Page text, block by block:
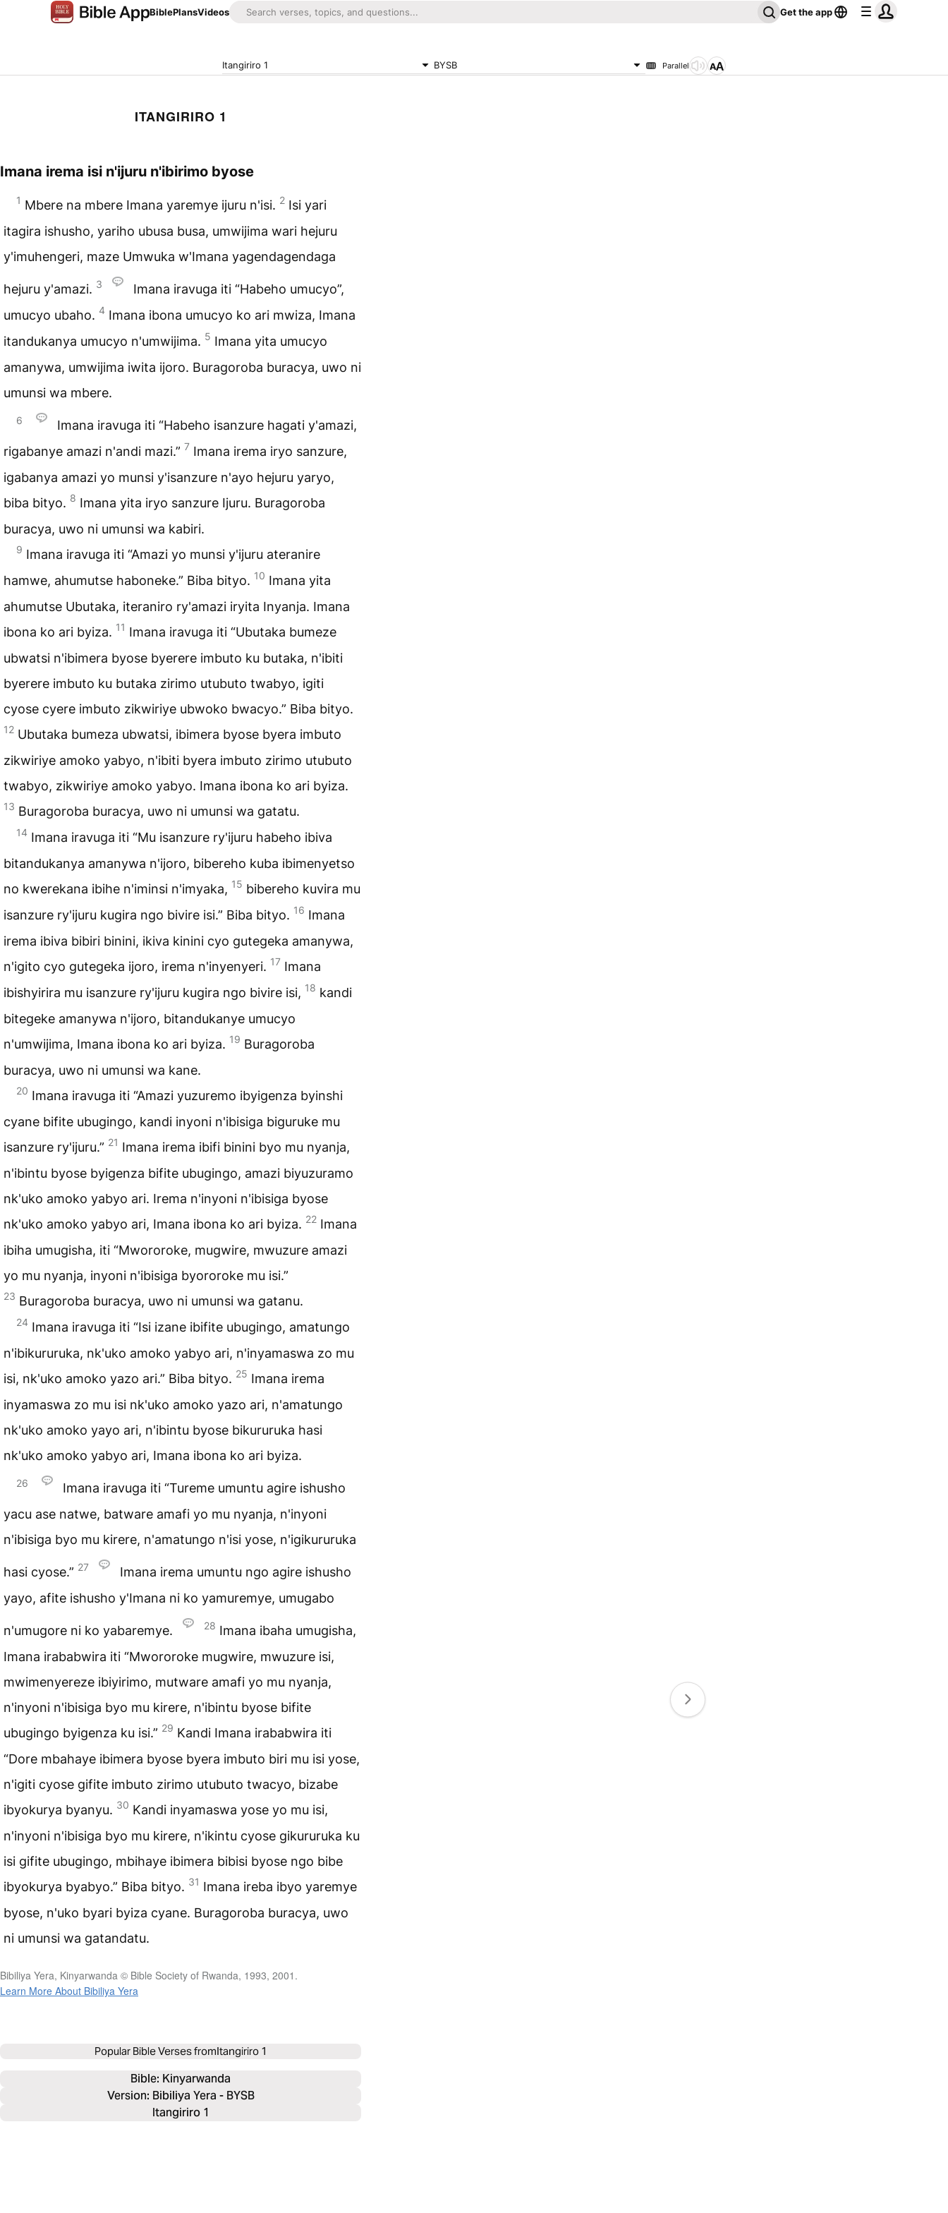
BiblePlansVideos Get the app
Itangiriro 1 BYSB Parallel
ITANGIRIRO 1
Imana irema isi n'ijuru n'ibirimo byose
1 Mbere na mbere Imana yaremye ijuru n'isi. 2 Isi yari
itagira ishusho, yariho ubusa busa, umwijima wari hejuru
y'imuhengeri, maze Umwuka w'Imana yagendagendaga
hejuru y'amazi. 3
Imana iravuga iti “Habeho umucyo”,
umucyo ubaho. 4 Imana ibona umucyo ko ari mwiza, Imana
itandukanya umucyo n'umwijima. 5 Imana yita umucyo
amanywa, umwijima iwita ijoro. Buragoroba buracya, uwo ni
umunsi wa mbere.
6
Imana iravuga iti “Habeho isanzure hagati y'amazi,
rigabanye amazi n'andi mazi.” 7 Imana irema iryo sanzure,
igabanya amazi yo munsi y'isanzure n'ayo hejuru yaryo,
biba bityo. 8 Imana yita iryo sanzure Ijuru. Buragoroba
buracya, uwo ni umunsi wa kabiri.
9 Imana iravuga iti “Amazi yo munsi y'ijuru ateranire
hamwe, ahumutse haboneke.” Biba bityo. 10 Imana yita
ahumutse Ubutaka, iteraniro ry'amazi iryita Inyanja. Imana
ibona ko ari byiza. 11 Imana iravuga iti “Ubutaka bumeze
ubwatsi n'ibimera byose byerere imbuto ku butaka, n'ibiti
byerere imbuto ku butaka zirimo utubuto twabyo, igiti
cyose cyere imbuto zikwiriye ubwoko bwacyo.” Biba bityo.
12 Ubutaka bumeza ubwatsi, ibimera byose byera imbuto
zikwiriye amoko yabyo, n'ibiti byera imbuto zirimo utubuto
twabyo, zikwiriye amoko yabyo. Imana ibona ko ari byiza.
13 Buragoroba buracya, uwo ni umunsi wa gatatu.
14 Imana iravuga iti “Mu isanzure ry'ijuru habeho ibiva
bitandukanya amanywa n'ijoro, bibereho kuba ibimenyetso
no kwerekana ibihe n'iminsi n'imyaka, 15 bibereho kuvira mu
isanzure ry'ijuru kugira ngo bivire isi.” Biba bityo. 16 Imana
irema ibiva bibiri binini, ikiva kinini cyo gutegeka amanywa,
n'igito cyo gutegeka ijoro, irema n'inyenyeri. 17 Imana
ibishyirira mu isanzure ry'ijuru kugira ngo bivire isi, 18 kandi
bitegeke amanywa n'ijoro, bitandukanye umucyo
n'umwijima, Imana ibona ko ari byiza. 19 Buragoroba
buracya, uwo ni umunsi wa kane.
20 Imana iravuga iti “Amazi yuzuremo ibyigenza byinshi
cyane bifite ubugingo, kandi inyoni n'ibisiga biguruke mu
isanzure ry'ijuru.” 21 Imana irema ibifi binini byo mu nyanja,
n'ibintu byose byigenza bifite ubugingo, amazi biyuzuramo
nk'uko amoko yabyo ari. Irema n'inyoni n'ibisiga byose
nk'uko amoko yabyo ari, Imana ibona ko ari byiza. 22 Imana
ibiha umugisha, iti “Mwororoke, mugwire, mwuzure amazi
yo mu nyanja, inyoni n'ibisiga byororoke mu isi.”
23 Buragoroba buracya, uwo ni umunsi wa gatanu.
24 Imana iravuga iti “Isi izane ibifite ubugingo, amatungo
n'ibikururuka, nk'uko amoko yabyo ari, n'inyamaswa zo mu
isi, nk'uko amoko yazo ari.” Biba bityo. 25 Imana irema
inyamaswa zo mu isi nk'uko amoko yazo ari, n'amatungo
nk'uko amoko yayo ari, n'ibintu byose bikururuka hasi
nk'uko amoko yabyo ari, Imana ibona ko ari byiza.
26
Imana iravuga iti “Tureme umuntu agire ishusho
yacu ase natwe, batware amafi yo mu nyanja, n'inyoni
n'ibisiga byo mu kirere, n'amatungo n'isi yose, n'igikururuka
hasi cyose.” 27
Imana irema umuntu ngo agire ishusho
yayo, afite ishusho y'Imana ni ko yamuremye, umugabo
n'umugore ni ko yabaremye. 28 Imana ibaha umugisha,
Imana irababwira iti “Mwororoke mugwire, mwuzure isi,
mwimenyereze ibiyirimo, mutware amafi yo mu nyanja,
n'inyoni n'ibisiga byo mu kirere, n'ibintu byose bifite
ubugingo byigenza ku isi.” 29 Kandi Imana irababwira iti
“Dore mbahaye ibimera byose byera imbuto biri mu isi yose,
n'igiti cyose gifite imbuto zirimo utubuto twacyo, bizabe
ibyokurya byanyu. 30 Kandi inyamaswa yose yo mu isi,
n'inyoni n'ibisiga byo mu kirere, n'ikintu cyose gikururuka ku
isi gifite ubugingo, mbihaye ibimera bibisi byose ngo bibe
ibyokurya byabyo.” Biba bityo. 31 Imana ireba ibyo yaremye
byose, n'uko byari byiza cyane. Buragoroba buracya, uwo
ni umunsi wa gatandatu.
Bibiliya Yera, Kinyarwanda © Bible Society of Rwanda, 1993, 2001.
Learn More About Bibiliya Yera
Popular Bible Verses fromItangiriro 1
Bible: Kinyarwanda
Version: Bibiliya Yera - BYSB
Itangiriro 1